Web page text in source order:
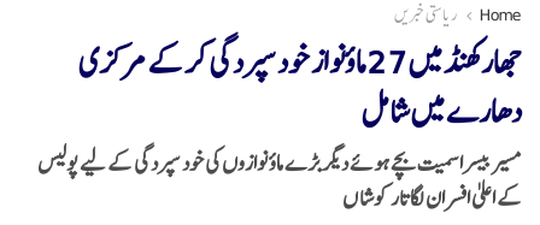
Home ریاستی خبریں
جھارکھنڈ میں 27 ماؤنواز خود سپردگی کر کے مرکزی
دھارے میں شامل
مسیر بیسرا سمیت بچے ہوئے دیگر بڑے ماؤ نوازوں کی خود سپردگی کے لیے پولیس
کے اعلیٰ افسران لگاتار کوشا ں